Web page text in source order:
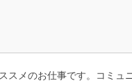
スメのお仕事です。コミュ